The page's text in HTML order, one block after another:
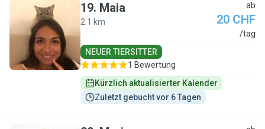
M
19. Maia
2.1 km
ab
20 CHF
/tag
NEUER TIERSITTER
1 Bewertung
Kürzlich aktualisierter Kalender
Zuletzt gebucht vor 6 Tagen